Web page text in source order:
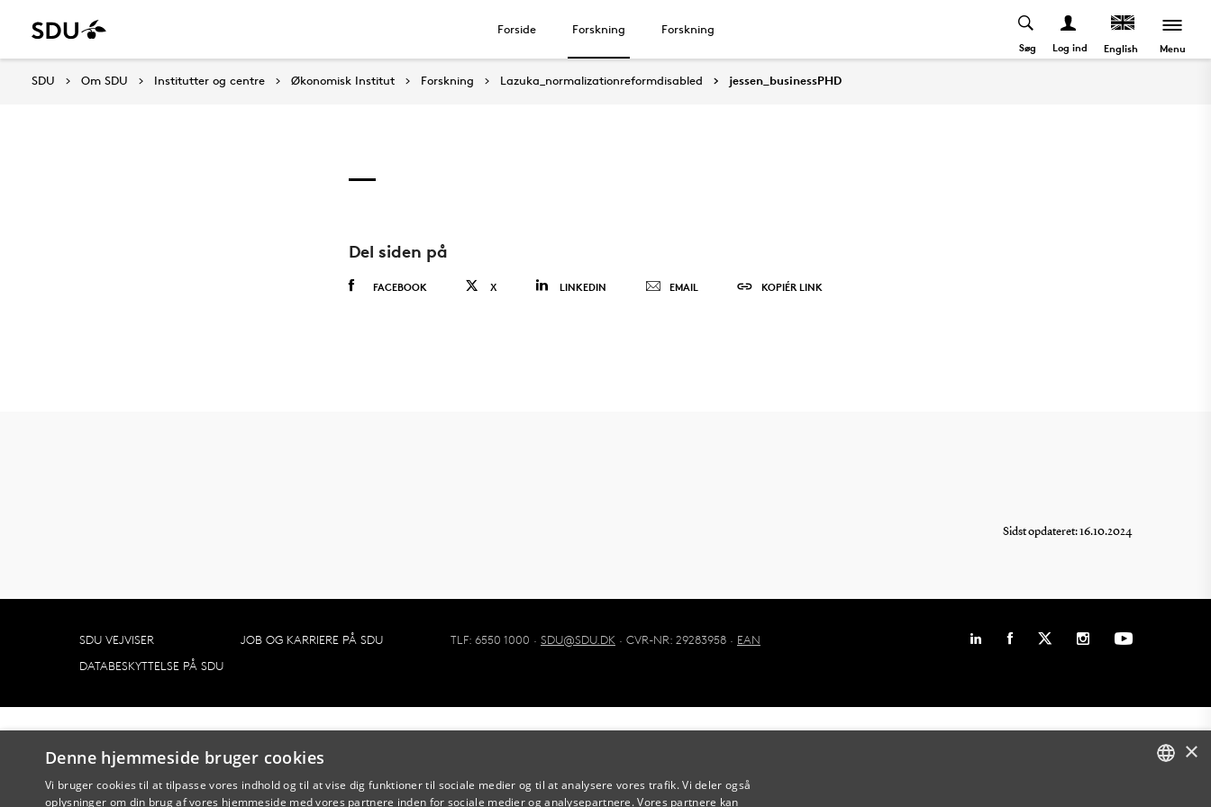
Forside Forskning Forskning
Søg Log ind English Menu
SDU Om SDU Institutter og centre Økonomisk Institut Forskning Lazuka_normalizationreformdisabled jessen_businessPHD
Del siden på
FACEBOOK X LINKEDIN EMAIL KOPIÉR LINK
Sidst opdateret: 16.10.2024
TLF: 6550 1000 · SDU@SDU.DK · CVR-NR: 29283958 · EAN
SDU VEJVISER
JOB OG KARRIERE PÅ SDU
DATABESKYTTELSE PÅ SDU
×
Denne hjemmeside bruger cookies
Vi bruger cookies til at tilpasse vores indhold og til at vise dig funktioner til sociale medier og til at analysere vores trafik. Vi deler også
oplysninger om din brug af vores hjemmeside med vores partnere inden for sociale medier og analysepartnere. Vores partnere kan